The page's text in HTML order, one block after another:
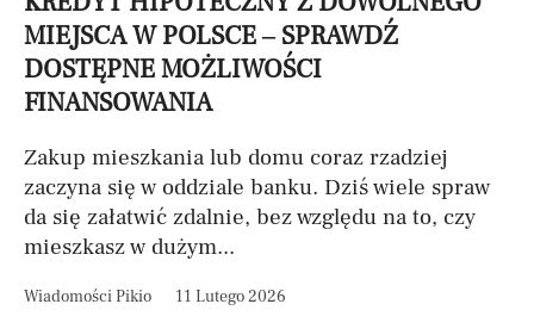
MIEJSCA W POLSCE – SPRAWDŹ
DOSTĘPNE MOŻLIWOŚCI
FINANSOWANIA
Zakup mieszkania lub domu coraz rzadziej
zaczyna się w oddziale banku. Dziś wiele spraw
da się załatwić zdalnie, bez względu na to, czy
mieszkasz w dużym...
Wiadomości Pikio 11 Lutego 2026